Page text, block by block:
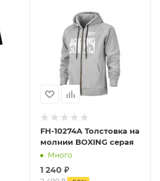
FH-10274A Толстовка на
молнии BOXING серая
Много
1 240 ₽